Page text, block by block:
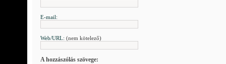
E-mail:
Web/URL: (nem kötelező)
A hozzászólás szövege: